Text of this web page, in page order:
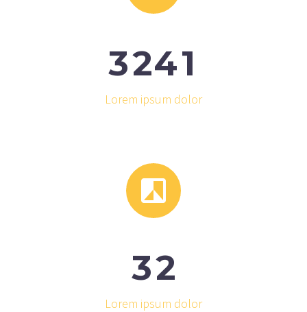
3241
Lorem ipsum dolor


32
Lorem ipsum dolor